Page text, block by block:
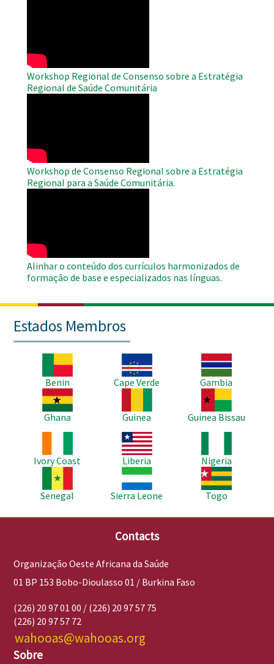
Workshop Regional de Consenso sobre a Estratégia
Regional de Saúde Comunitária
Workshop de Consenso Regional sobre a Estratégia
Regional para a Saúde Comunitária.
Alinhar o conteúdo dos currículos harmonizados de
formação de base e especializados nas línguas.
Estados Membros
Benin
Imagem
Cape Verde
Imagem
Gambia
Imagem
Ghana
Guinea
Imagem
Guinea Bissau
Ivory Coast
Imagem
Liberia
Nigeria
Imagem
Senegal
Imagem
Sierra Leone
Imagem
Togo
Contacts
Organização Oeste Africana da Saúde
01 BP 153 Bobo-Dioulasso 01 / Burkina Faso
(226) 20 97 01 00 / (226) 20 97 57 75
(226) 20 97 57 72
wahooas@wahooas.org
Sobre